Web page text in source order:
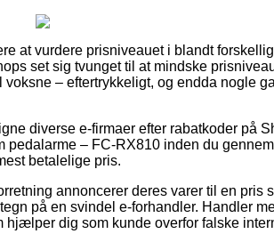
at vurdere prisniveauet i blandt
set sig tvunget til at mindske
– eftertrykkeligt, og endda nogle
diverse e-firmaer efter rabatkoder på
– FC-RX810 inden du
betalelige pris.
annoncerer deres varer til en pris
på en svindel e-forhandler. Handler
dig som kunde overfor falske